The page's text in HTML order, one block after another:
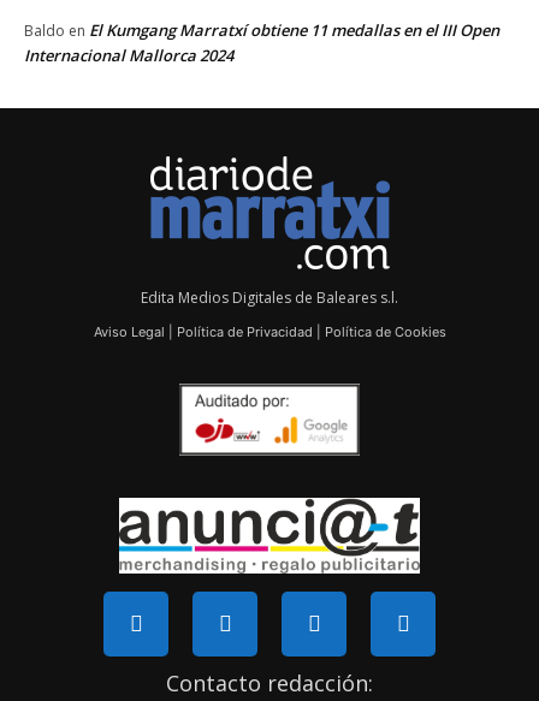
Baldo en El Kumgang Marratxí obtiene 11 medallas en el III Open
Internacional Mallorca 2024
Edita Medios Digitales de Baleares s.l.
Aviso Legal Política de Privacidad Política de Cookies
Contacto redacción: